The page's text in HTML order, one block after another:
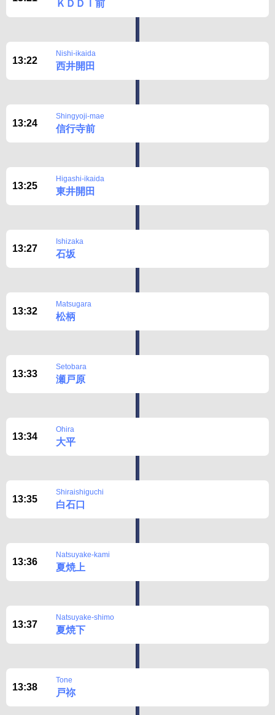
ＫＤＤＩ前
13:22
Nishi-ikaida
西井開田
13:24
Shingyoji-mae
信行寺前
13:25
Higashi-ikaida
東井開田
13:27
Ishizaka
石坂
13:32
Matsugara
松柄
13:33
Setobara
瀬戸原
13:34
Ohira
大平
13:35
Shiraishiguchi
白石口
13:36
Natsuyake-kami
夏焼上
13:37
Natsuyake-shimo
夏焼下
13:38
Tone
戸祢